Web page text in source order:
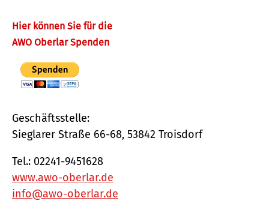
Hier können Sie für die
AWO Oberlar Spenden
Geschäftsstelle:
Sieglarer Straße 66-68, 53842 Troisdorf
Tel.: 02241-9451628
www.awo-oberlar.de
info@awo-oberlar.de